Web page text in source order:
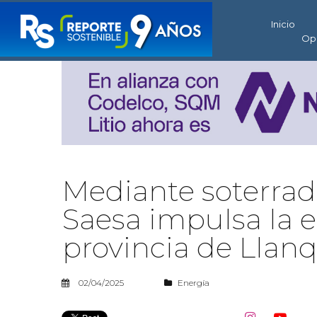
Inicio
Mediante
Saesa impulsa la
provincia de
02/04/2025 Energía